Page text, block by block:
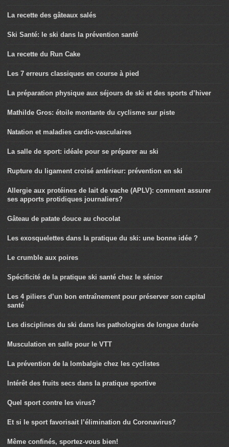
La recette des gâteaux salés
Ski Santé: le ski dans la prévention santé
La recette du Run Cake
Les 7 erreurs classiques en course à pied
La préparation physique aux séjours de ski et des sports d’hiver
Mathilde Gros: étoile montante du cyclisme sur piste
Natation et maladies cardio-vasculaires
La salle de sport: idéale pour se préparer au ski
Rupture du ligament croisé antérieur: prévention en ski
Allergie aux protéines de lait de vache (APLV): comment assurer
ses apports protidiques journaliers?
Gâteau de patate douce au chocolat
Les exosquelettes dans la pratique du ski: une bonne idée ?
Le crumble aux poires
Spécificité de la pratique ski santé chez le sénior
Les 4 piliers d’un bon entraînement pour préserver son capital
santé
Les disciplines du ski dans les pathologies de longue durée
Musculation en salle pour le VTT
La prévention de la lombalgie chez les cyclistes
Intérêt des fruits secs dans la pratique sportive
Quel sport contre les virus?
Et si le sport favorisait l’élimination du Coronavirus?
Même confinés, sportez-vous bien!